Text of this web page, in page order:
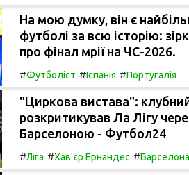
На мою думку, він є
футболі за всю історію:
про фінал мрії на ЧС-2026.
#Футболіст #Іспанія #Португалія
"Циркова вистава":
розкритикував Ла Лігу
Барселоною - Футбол24
#Ліга #Хав'єр Ернандес #Барселона